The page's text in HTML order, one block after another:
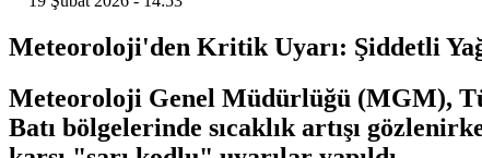
Meteoroloji'den Kritik Uyarı: Şiddetli
Meteoroloji Genel Müdürlüğü (MGM),
Batı bölgelerinde sıcaklık artışı